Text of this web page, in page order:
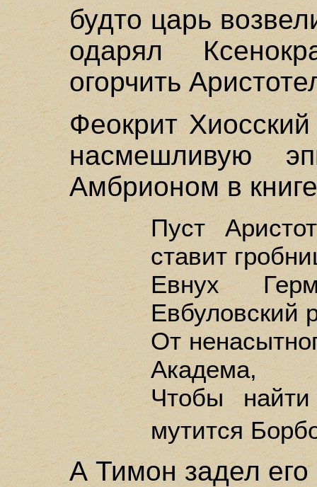
будто царь
одарял
огорчить
Феокрит
насмешливую
Амбрионом в
Пуст
ставит
Евнух
Евбуловский
От
Академа,
Чтобы
мутится
А Тимон задел его